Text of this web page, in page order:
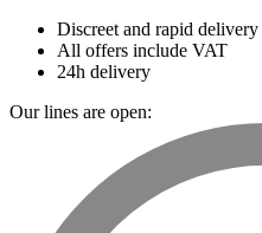
Discreet and rapid delivery
All offers include VAT
24h delivery
Our lines are open: